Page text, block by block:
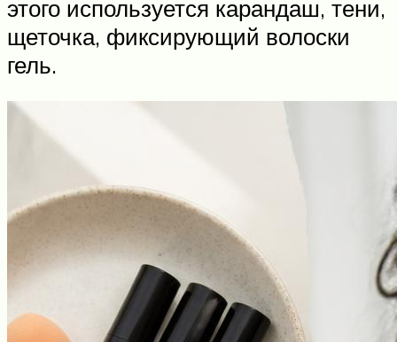
этого используется карандаш, тени,
щеточка, фиксирующий волоски
гель.